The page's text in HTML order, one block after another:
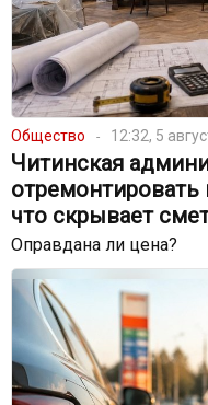
Общество 12:32, 5
Читинская
отремонтировать
что скрывает
Оправдана ли цена?